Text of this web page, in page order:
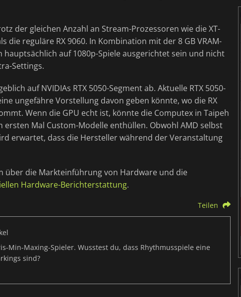
der gleichen Anzahl an Stream-Prozessoren wie die XT-
reguläre RX 9060. In Kombination mit der 8 GB VRAM-
hauptsächlich auf 1080p-Spiele ausgerichtet sein und nicht
Settings.
auf NVIDIAs RTX 5050-Segment ab. Aktuelle RTX 5050-
ungefähre Vorstellung davon geben könnte, wo die RX
Wenn die GPU echt ist, könnte die Computex in Taipeh
Mal Custom-Modelle enthüllen. Obwohl AMD selbst
erwartet, dass die Hersteller während der Veranstaltung
die Markteinführung von Hardware und die
Hardware-Berichterstattung.
Teilen
Min-Maxing-Spieler. Wusstest du, dass Rhythmusspiele eine
sind?